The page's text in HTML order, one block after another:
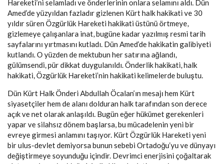
Hareketi’ni selamladı ve önderlerinin onlara selamını aldı. Dün
Amed’de yüzyıldan fazladır gizlenen Kürt halk hakikati ve 30
yıldır süren Özgürlük Hareketi hakikati üstünü örtmeye,
gizlemeye çalışanlara inat, bugüne kadar yazılmış resmi tarih
sayfalarını yırtmasını kutladı. Dün Amed’de hakikatin galibiyeti
kutlandı. O yüzden de mektubun her satırına ağlandı,
gülümsendi, pür dikkat duygulanıldı. Önderlik hakikati, halk
hakikati, Özgürlük Hareketi’nin hakikati kelimelerde buluştu.
Dün Kürt Halk Önderi Abdullah Öcalan’ın mesajı hem Kürt
siyasetçiler hem de alanı dolduran halk tarafından son derece
açık ve net olarak anlaşıldı. Bugün eğer hükümet gerekenleri
yapar ve silahsız dönem başlarsa, bu mücadelenin yeni bir
evreye girmesi anlamını taşıyor. Kürt Özgürlük Hareketi yeni
bir ulus-devlet demiyorsa bunun sebebi Ortadoğu’yu ve dünyayı
değiştirmeye soyunduğu içindir. Devrimci enerjisini çoğaltarak